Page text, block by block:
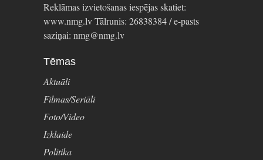
Reklāmas izvietošanas iespējas skatiet:
www.nmg.lv Tālrunis: 26838384 / e-pasts
saziņai: nmg@nmg.lv
Tēmas
Aktuāli
Filmas/Seriāli
Foto/Video
Izklaide
Politika